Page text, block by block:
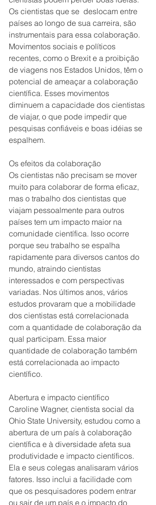
Os cientistas que se  deslocam entre
países ao longo de sua carreira, são
instrumentais para essa colaboração.
Movimentos sociais e políticos
recentes, como o Brexit e a proibição
de viagens nos Estados Unidos, têm o
potencial de ameaçar a colaboração
científica. Esses movimentos
diminuem a capacidade dos cientistas
de viajar, o que pode impedir que
pesquisas confiáveis ​​e boas idéias se
espalhem.
Os efeitos da colaboração
Os cientistas não precisam se mover
muito para colaborar de forma eficaz,
mas o trabalho dos cientistas que
viajam pessoalmente para outros
países tem um impacto maior na
comunidade científica. Isso ocorre
porque seu trabalho se espalha
rapidamente para diversos cantos do
mundo, atraindo cientistas
interessados ​​e com perspectivas
variadas. Nos últimos anos, vários
estudos provaram que a mobilidade
dos cientistas está correlacionada
com a quantidade de colaboração da
qual participam. Essa maior
quantidade de colaboração também
está correlacionada ao impacto
científico.
Abertura e impacto científico
Caroline Wagner, cientista social da
Ohio State University, estudou como a
abertura de um país à colaboração
científica e à diversidade afeta sua
produtividade e impacto científicos.
Ela e seus colegas analisaram vários
fatores. Isso inclui a facilidade com
que os pesquisadores podem entrar
ou sair de um país e o impacto do